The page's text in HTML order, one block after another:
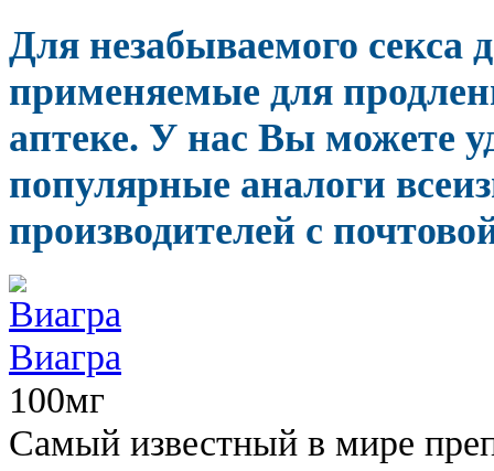
Для незабываемого секса
применяемые для
аптеке. У нас Вы можете
популярные аналоги
производителей с
Виагра
100мг
Самый известный в мире